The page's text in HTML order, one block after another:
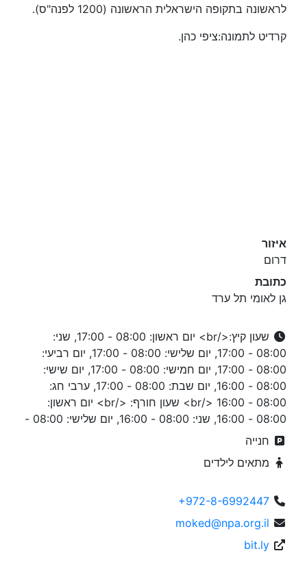
לראשונה בתקופה הישראלית הראשונה (1200 לפנה"ס).
קרדיט לתמונה:ציפי כהן.
איזור
דרום
כתובת
גן לאומי תל ערד
שעון קיץ:</br> יום ראשון: 08:00 - 17:00, שני:
08:00 - 17:00, יום שלישי: 08:00 - 17:00, יום רביעי:
08:00 - 17:00, יום חמישי: 08:00 - 17:00, יום שישי:
08:00 - 16:00, יום שבת: 08:00 - 17:00, ערבי חג:
08:00 - 16:00 </br> שעון חורף: </br> יום ראשון:
08:00 - 16:00, שני: 08:00 - 16:00, יום שלישי: 08:00 -
חנייה
מתאים לילדים
+972-8-6992447
moked@npa.org.il
bit.ly